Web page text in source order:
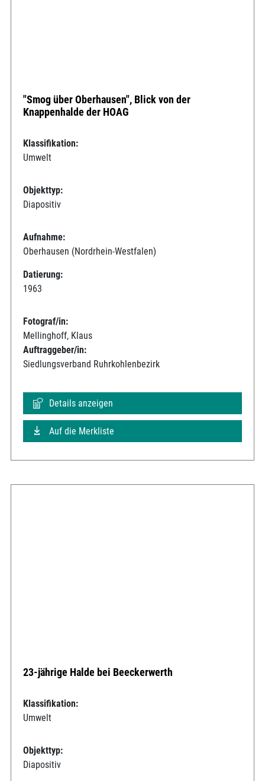
"Smog über Oberhausen", Blick von der
Knappenhalde der HOAG
Klassifikation:
Umwelt
Objekttyp:
Diapositiv
Aufnahme:
Oberhausen (Nordrhein-Westfalen)
Datierung:
1963
Fotograf/in:
Mellinghoff, Klaus
Auftraggeber/in:
Siedlungsverband Ruhrkohlenbezirk
Details anzeigen
Auf die Merkliste
23-jährige Halde bei Beeckerwerth
Klassifikation:
Umwelt
Objekttyp:
Diapositiv